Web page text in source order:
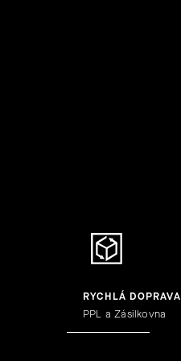
RYCHLÁ DOPRAVA
PPL a Zásilkovna